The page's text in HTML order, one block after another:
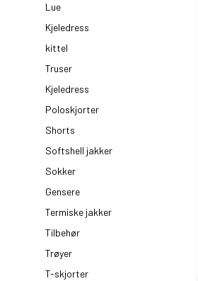
Lue
Kjeledress
kittel
Truser
Kjeledress
Poloskjorter
Shorts
Softshell jakker
Sokker
Gensere
Termiske jakker
Tilbehør
Trøyer
T-skjorter